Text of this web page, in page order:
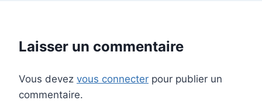
Laisser un commentaire
Vous devez vous connecter pour publier un
commentaire.